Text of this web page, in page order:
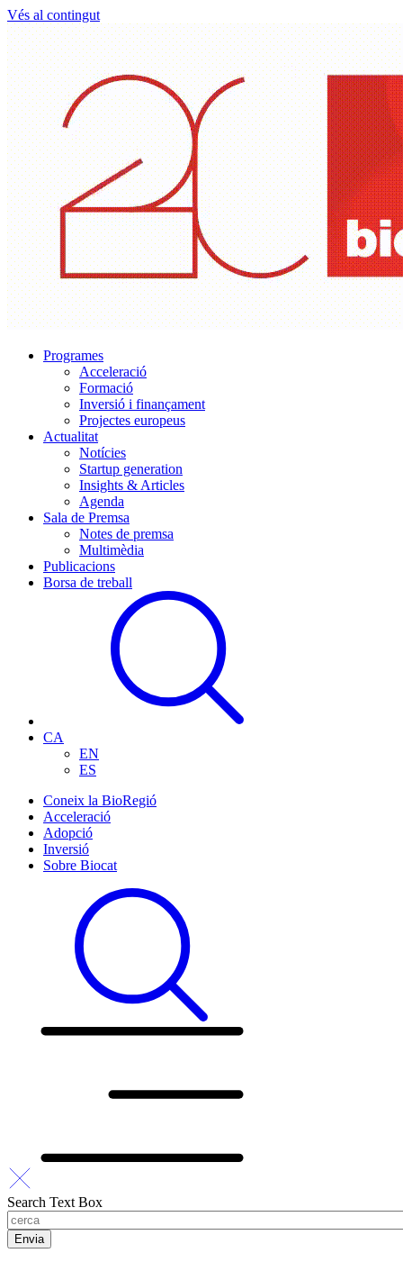
Vés al contingut
Programes
Acceleració
Formació
Inversió i finançament
Projectes europeus
Actualitat
Notícies
Startup generation
Insights & Articles
Agenda
Sala de Premsa
Notes de premsa
Multimèdia
Publicacions
Borsa de treball
CA
EN
ES
Coneix la BioRegió
Acceleració
Adopció
Inversió
Sobre Biocat
Search Text Box